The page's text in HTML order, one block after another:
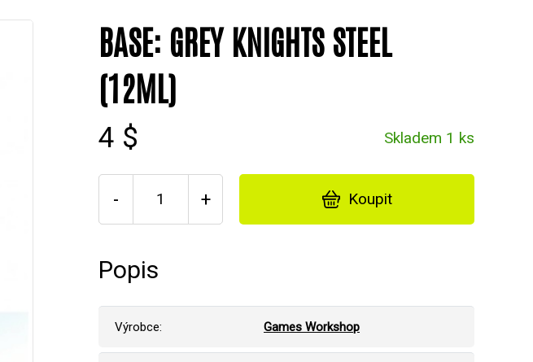
BASE: GREY KNIGHTS STEEL
(12ML)
4 $ Skladem 1 ks
- + Koupit
Popis
Výrobce: Games Workshop